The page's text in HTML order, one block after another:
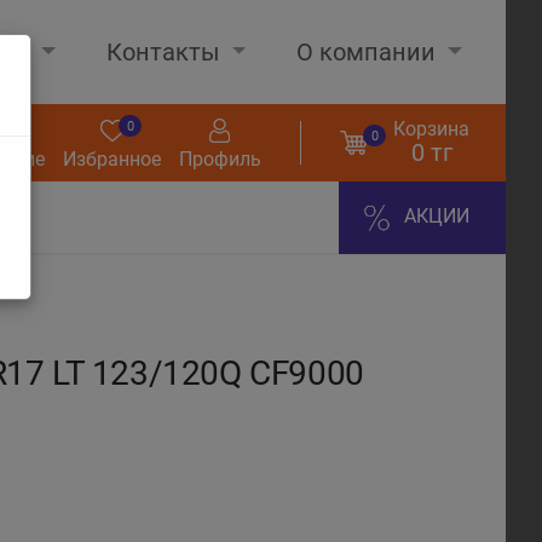
Контакты О компании
Избранное
0
Профиль
0 Корзина
0 тг
АКЦИИ
LT 123/120Q CF9000